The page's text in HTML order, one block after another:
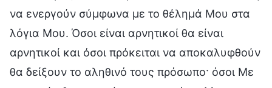
να ενεργούν σύμφωνα με το θέλημά Μου στα
λόγια Μου. Όσοι είναι αρνητικοί θα είναι
αρνητικοί και όσοι πρόκειται να αποκαλυφθούν
θα δείξουν το αληθινό τους πρόσωπο· όσοι Με